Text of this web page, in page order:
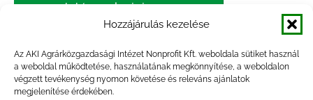
Hozzájárulás kezelése
Az AKI Agrárközgazdasági Intézet Nonprofit Kft. weboldala sütiket használ
a weboldal működtetése, használatának megkönnyítése, a weboldalon
végzett tevékenység nyomon követése és releváns ajánlatok
megjelenítése érdekében.
körte marhahús nagybani piac narancs
nemzetközi árinformációk
paradicsom piac piaci jelentés
pulyka pulykahús sertés sertéshús
szarvasmarha termelés
termelői